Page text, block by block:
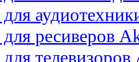
ресиверов
телевизоров